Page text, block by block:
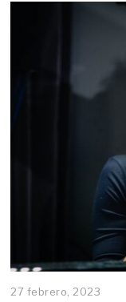
27 febrero, 2023